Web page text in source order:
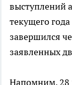
выступлений
текущего
завершился
заявленных
Напомним, 28